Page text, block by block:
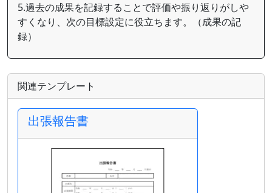
5.過去の成果を記録することで評価や振り返りがしや
すくなり、次の目標設定に役立ちます。（成果の記
録）
関連テンプレート
出張報告書